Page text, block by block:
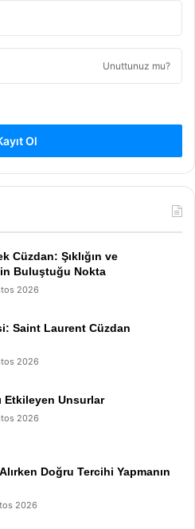
Unuttunuz mu?
Ol
Cüzdan: Şıklığın ve
Buluştuğu Nokta
2026
Saint Laurent Cüzdan
2026
Etkileyen Unsurlar
2026
Doğru Tercihi Yapmanın
2026